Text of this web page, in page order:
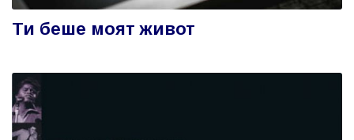
Ти беше моят живот